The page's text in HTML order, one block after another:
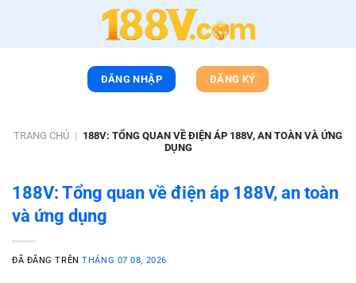
nội
ĐĂNG NHẬP ĐĂNG KÝ
TRANG CHỦ | 188V: TỔNG QUAN VỀ ĐIỆN ÁP 188V, AN TOÀN VÀ ỨNG
DỤNG
188V: Tổng quan về điện áp 188V, an toàn
và ứng dụng
ĐÃ ĐĂNG TRÊNTHÁNG 07 08, 2026